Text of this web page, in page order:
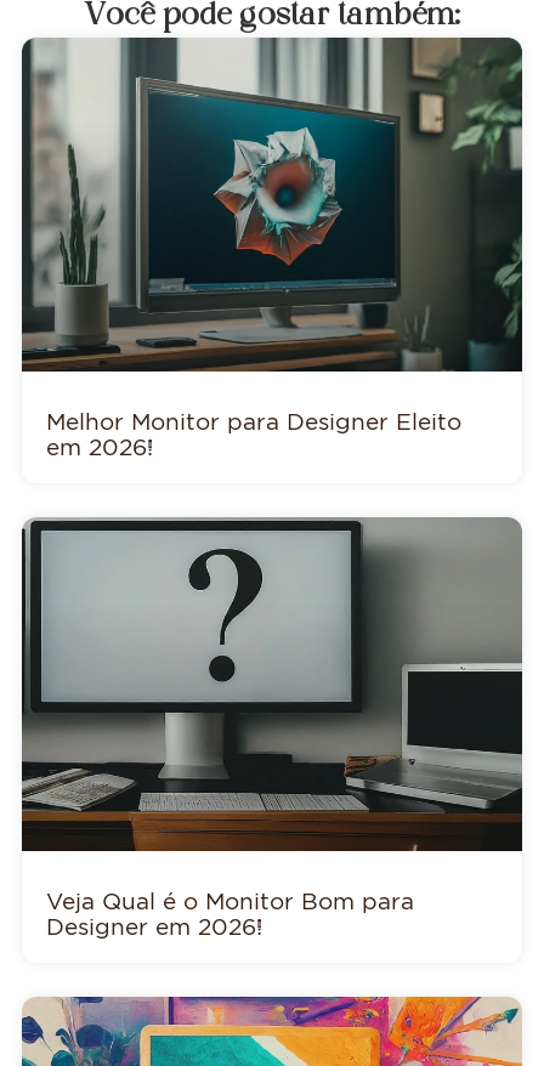
Você pode gostar também:
Melhor Monitor para Designer Eleito
em 2026!
Veja Qual é o Monitor Bom para
Designer em 2026!